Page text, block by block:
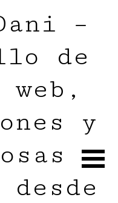
–
de
web,
y
desde